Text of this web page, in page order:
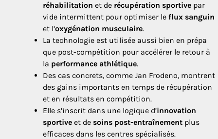
réhabilitation et de récupération sportive par
vide intermittent pour optimiser le flux sanguin
et l’oxygénation musculaire.
La technologie est utilisée aussi bien en prépa
que post-compétition pour accélérer le retour à
la performance athlétique.
Des cas concrets, comme Jan Frodeno, montrent
des gains importants en temps de récupération
et en résultats en compétition.
Elle s’inscrit dans une logique d’innovation
sportive et de soins post-entraînement plus
efficaces dans les centres spécialisés.